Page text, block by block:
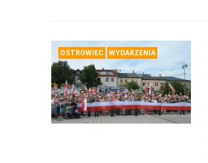
OSTROWIEC WYDARZENIA